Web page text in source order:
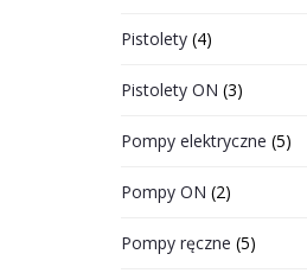
Pistolety (4)
Pistolety ON (3)
Pompy elektryczne (5)
Pompy ON (2)
Pompy ręczne (5)